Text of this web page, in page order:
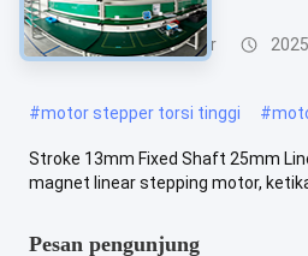
Linear stepper motor
#motor stepper torsi tinggi #
Stroke 13mm Fixed Shaft 25mm
magnet linear stepping motor,
Pesan pengunjung